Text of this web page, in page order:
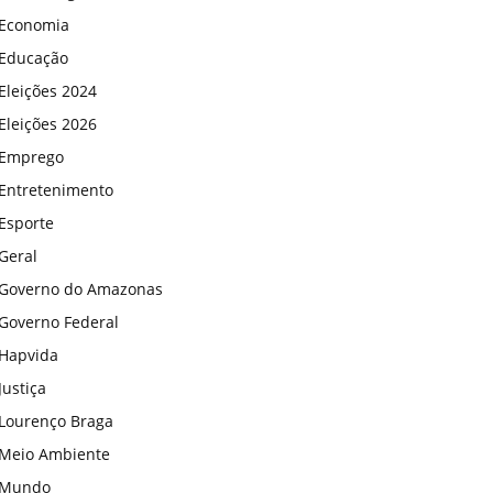
Economia
Educação
Eleições 2024
Eleições 2026
Emprego
Entretenimento
Esporte
do Amazonas
Federal
Hapvida
Justiça
Lourenço Braga
Meio Ambiente
Mundo